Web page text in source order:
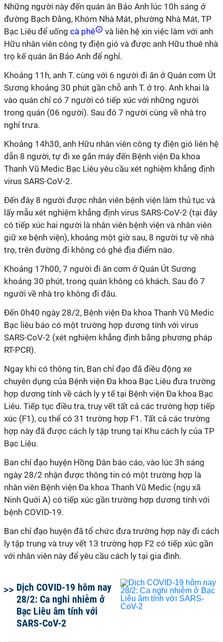
Những người này đến quán ăn Bảo Anh lúc 10h sáng ở
đường Bạch Đằng, Khóm Nhà Mát, phường Nhà Mát, TP
Bạc Liêu để uống cà phê
và liên hệ xin việc làm với anh
Hữu nhân viên công ty điện gió và được anh Hữu thuê nhà
trọ kế quán ăn Bảo Anh để nghỉ.
Khoảng 11h, anh T. cùng với 6 người đi ăn ở Quán cơm Út
Sương khoảng 30 phút gần chỗ anh T. ở trọ. Anh khai là
vào quán chỉ có 7 người có tiếp xúc với những người
trong quán (06 người). Sau đó 7 người cùng về nhà trọ
nghỉ trưa.
Khoảng 14h30, anh Hữu nhân viên công ty điện gió liên hệ
dẫn 8 người, tự đi xe gắn máy đến Bệnh viện Đa khoa
Thanh Vũ Medic Bạc Liêu yêu cầu xét nghiệm khẳng định
virus SARS-CoV-2.
Đến đây 8 người được nhân viên bệnh viện làm thủ tục và
lấy mẫu xét nghiệm khẳng định virus SARS-CoV-2 (tại đây
có tiếp xúc hai người là nhân viên bệnh viện và nhân viên
giữ xe bệnh viện), khoảng một giờ sau, 8 người tự về nhà
trọ, trên đường đi không có ghé địa điểm nào.
Khoảng 17h00, 7 người đi ăn cơm ở Quán Út Sương
khoảng 30 phút, trong quán không có khách. Sau đó 7
người về nhà trọ không đi đâu.
Đến 0h40 ngày 28/2, Bệnh viện Đa khoa Thanh Vũ Medic
Bạc liêu báo có một trường hợp dương tính với virus
SARS-CoV-2 (xét nghiệm khẳng định bằng phương pháp
RT-PCR).
Ngay khi có thông tin, Ban chỉ đạo đã điều động xe
chuyên dụng của Bệnh viện Đa khoa Bạc Liêu đưa trường
hợp dương tính về cách ly y tế tại Bệnh viện Đa khoa Bạc
Liêu. Tiếp tục điều tra, truy vết tất cả các trường hợp tiếp
xúc (F1), cụ thể có 31 trường hợp F1. Tất cả các trường
hợp này đã được cách ly tập trung tại Khu cách ly của TP
Bạc Liêu.
Ban chỉ đạo huyện Hồng Dân báo cáo, vào lúc 3h sáng
ngày 28/2 nhận được thông tin có một trường hợp là
nhân viên Bệnh viện Đa khoa Thanh Vũ Medic (ngụ xã
Ninh Quới A) có tiếp xúc gần trường hợp dương tính với
bệnh COVID-19.
Ban chỉ đạo huyện đã tổ chức đưa trường hợp này đi cách
ly tập trung và truy vết 13 trường hợp F2 có tiếp xúc gần
với nhân viên này để yêu cầu cách ly tại gia đình.
Dịch COVID-19 hôm nay
28/2: Ca nghi nhiễm ở
Bạc Liêu âm tính với
SARS-CoV-2